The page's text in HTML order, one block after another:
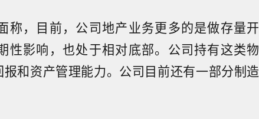
称，目前，公司地产业务更多的是做存量开
性影响，也处于相对底部。公司持有这类物
和资产管理能力。公司目前还有一部分制造